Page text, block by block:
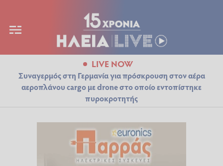
LIVE NOW
Συναγερμός στη Γερμανία για πρόσκρουση στον αέρα
αεροπλάνου cargo με drone στο οποίο εντοπίστηκε
πυροκροτητής